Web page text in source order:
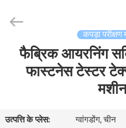
वीडियो
Technology
Reserved.
कपड़ा परीक्षण
फैब्रिक आयरनिंग
फास्टनेस टेस्टर
मशीन
उत्पत्ति के प्लेस:
ग्वांगडोंग, चीन